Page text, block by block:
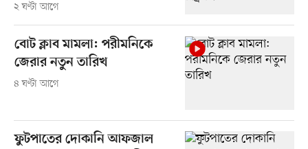
২ ঘণ্টা আগে
বোট ক্লাব মামলা: পরীমনিকে
জেরার নতুন তারিখ
৪ ঘণ্টা আগে
ফুটপাতের দোকানি আফজাল